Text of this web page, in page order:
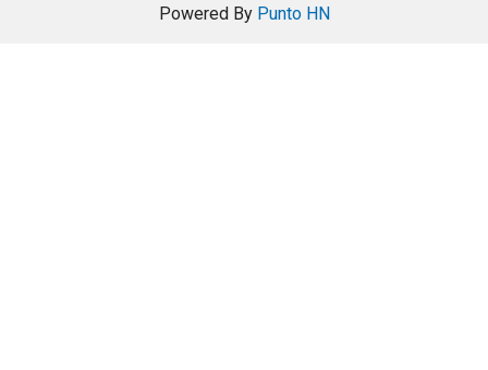
Powered By Punto HN